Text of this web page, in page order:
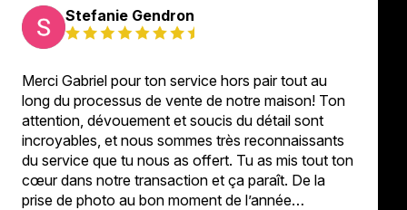
Stefanie Gendron
Merci Gabriel pour ton service hors pair tout au
long du processus de vente de notre maison! Ton
attention, dévouement et soucis du détail sont
incroyables, et nous sommes très reconnaissants
du service que tu nous as offert. Tu as mis tout ton
cœur dans notre transaction et ça paraît. De la
prise de photo au bon moment de l’année…